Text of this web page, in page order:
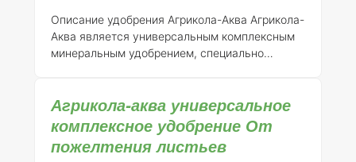
Описание удобрения Агрикола-Аква
Аква является универсальным комплексным
минеральным удобрением, специально
различных культур, включая хвойные
растения. Удобрение зарегистрировано ЗАО
"ТПК Техноэкспорт" с номером регистрации
046-11-731-1.Состав элементов:
Агрикола-аква универсальное
комплексное удобрение От
пожелтения листьев